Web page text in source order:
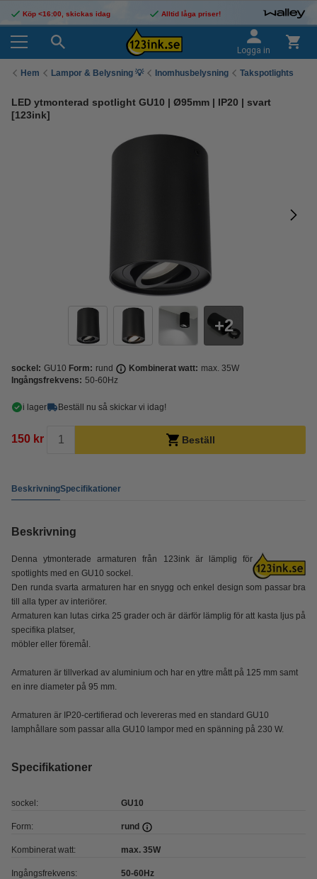
Köp <16:00, skickas idag Alltid låga priser!
Logga in
Hem Lampor & Belysning 💡 Inomhusbelysning Takspotlights
LED ytmonterad spotlight GU10 | Ø95mm | IP20 | svart
[123ink]
2
sockel: GU10 Form: rund Kombinerat watt: max. 35W
Ingångsfrekvens: 50-60Hz
i lager Beställ nu så skickar vi idag!
150 kr Beställ
BeskrivningSpecifikationer
Beskrivning
Denna ytmonterade armaturen från 123ink är lämplig för
spotlights med en GU10 sockel.
Den runda svarta armaturen har en snygg och enkel design som passar bra
till alla typer av interiörer.
Armaturen kan lutas cirka 25 grader och är därför lämplig för att kasta ljus på
specifika platser,
möbler eller föremål.
Armaturen är tillverkad av aluminium och har en yttre mått på 125 mm samt
en inre diameter på 95 mm.
Armaturen är IP20-certifierad och levereras med en standard GU10
lamphållare som passar alla GU10 lampor med en spänning på 230 W.
Specifikationer
sockel: GU10
Form: rund
Kombinerat watt: max. 35W
Ingångsfrekvens: 50-60Hz